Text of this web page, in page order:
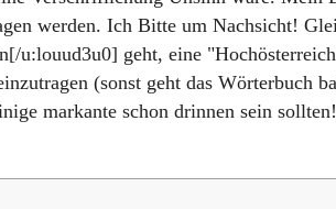
werden. Ich Bitte um Nachsicht!
u:louud3u0] geht, eine
(sonst geht das Wörterbuch
markante schon drinnen sein